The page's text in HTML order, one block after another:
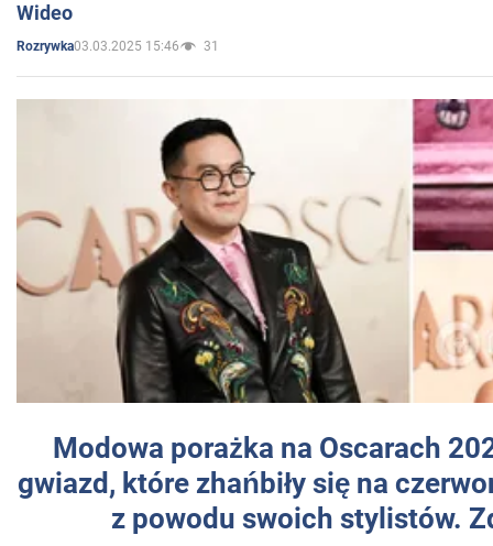
Wideo
Rozrywka03.03.2025 15:46 31
Modowa porażka na Oscarach
gwiazd, które zhańbiły się na
z powodu swoich stylistów.